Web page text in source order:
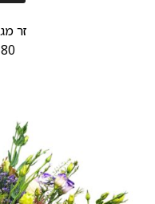
זר